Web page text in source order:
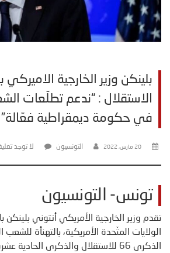
بلينكن وزير الخارجية الاميركي
الاستقلال : “ندعم تطلّعات
في حكومة ديمقراطية فعّالة”
20 مارس، 2022 التونسيون لا توجد
تونس- التونسيون
تقدم وزير الخارجية الأمريكي أنتوني بلينكن
الولايات المتّحدة الأمريكية، بالتهنأة
الذكرى 66 للاستقلال والذكرى الحادية عشرة للثورة التونسية.